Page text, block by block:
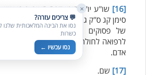
[16]
שו"ע יו"ד סימן קנה סעיף ג כן
סימן קג ס"ק ג ד"ה ועיין בשו"ת זרע
של פסוקים שהתירו לשתות מרה
לרפואה לחולה שאין בו סכנה משום
אדם.
[17]
שם.
✕
💬 צריכים עזרה?
נסו את הבינה המלאכותית שלנו
כשרות
נסו עכשיו ←